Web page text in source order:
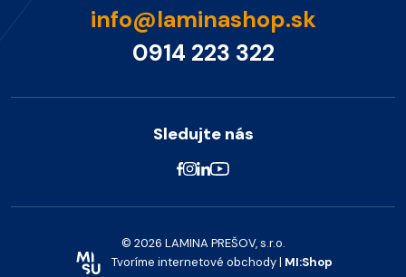
info@laminashop.sk
0914 223 322
Sledujte nás
© 2026 LAMINA PREŠOV, s.r.o.
Tvoríme internetové obchody | MI:Shop